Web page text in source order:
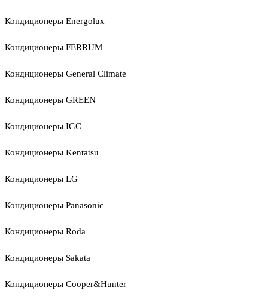
Кондиционеры Energolux
Кондиционеры FERRUM
Кондиционеры General Climate
Кондиционеры GREEN
Кондиционеры IGC
Кондиционеры Kentatsu
Кондиционеры LG
Кондиционеры Panasonic
Кондиционеры Roda
Кондиционеры Sakata
Кондиционеры Cooper&Hunter